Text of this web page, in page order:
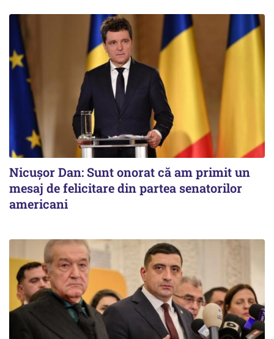
Nicușor Dan: Sunt onorat că am primit un
mesaj de felicitare din partea senatorilor
americani